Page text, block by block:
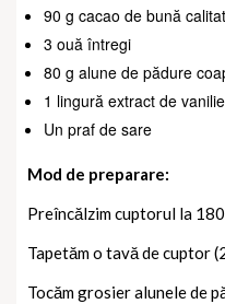
90 g cacao de bună
3 ouă întregi
80 g alune de pădure
1 lingură extract de vanilie
Un praf de sare
Mod de preparare:
Preîncălzim cuptorul la
Tapetăm o tavă de cuptor
Tocăm grosier alunele de